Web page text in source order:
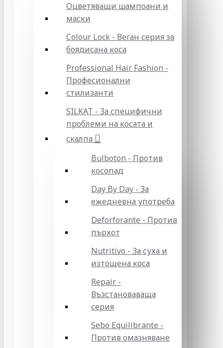
Оцветяващи шампоани и
маски
Colour Lock - Веган серия за
боядисана коса
Professional Hair Fashion -
Професионални
стилизанти
SILKAT - За специфични
проблеми на косата и
скалпа
Bulboton - Против
косопад
Day By Day - За
ежедневна употреба
Deforforante - Против
пърхот
Nutritivo - За суха и
изтощена коса
Repair -
Възстановаваща
серия
Sebo Equilibrante -
Против омазняване